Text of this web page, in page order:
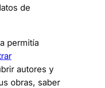
de
permitía
autores y
obras, saber